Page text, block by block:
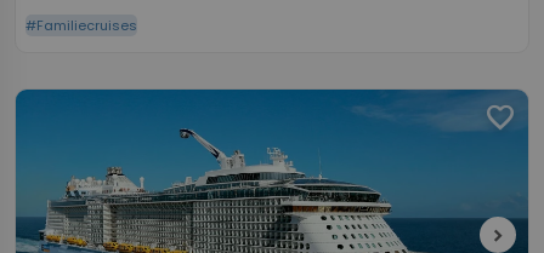
#Familiecruises
favorite
chevron_right